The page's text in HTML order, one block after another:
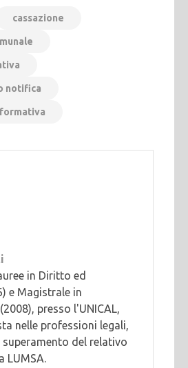
cassazione
notifica
in Diritto ed
e Magistrale in
presso l'UNICAL,
nelle professioni legali,
superamento del relativo
LUMSA.